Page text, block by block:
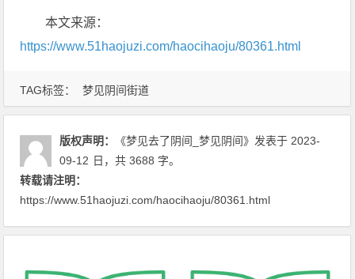
TAG标签： 梦见阴间街道
本文来源：
https://www.51haojuzi.com/haocihaoju/80361.html
版权声明： 《梦见去了阴间_梦见阴间》 发表于 2023-
09-12 日 ，共 3688 字。
转载请注明：
https://www.51haojuzi.com/haocihaoju/80361.html